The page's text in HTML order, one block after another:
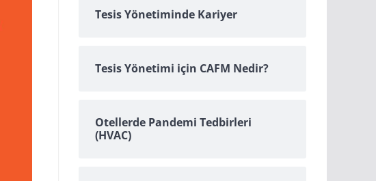
Tesis Yönetiminde Kariyer
Tesis Yönetimi için CAFM Nedir?
Otellerde Pandemi Tedbirleri
(HVAC)